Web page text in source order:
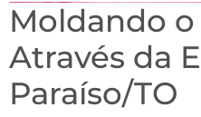
Moldando
Através da
Paraíso/TO